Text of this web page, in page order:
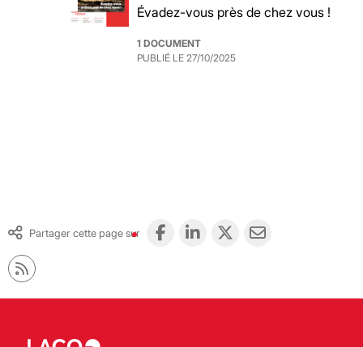
Évadez-vous près de chez vous !
1 DOCUMENT
PUBLIÉ LE 27/10/2025
Partager cette page sur